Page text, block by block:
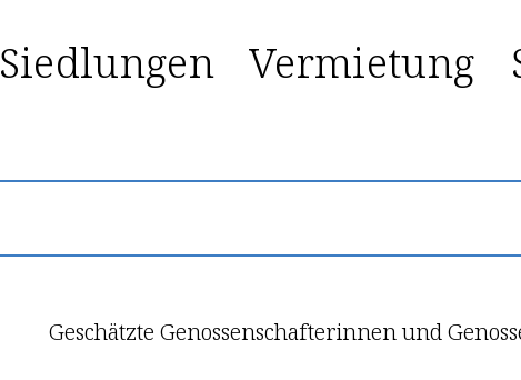
Siedlungen Vermietung
Geschätzte Genossenschafterinnen und